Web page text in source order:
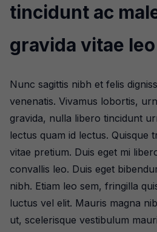
tincidunt ac
gravida vitae leo
Nunc sagittis nibh et felis
venenatis. Vivamus lobortis,
gravida, nulla libero tincidunt
lectus quam id lectus. Quisque
vitae pretium. Duis eget mi
convallis leo. Duis eget
nibh. Etiam leo sem, fringilla
luctus vel elit. Mauris magna
ut, scelerisque vestibulum